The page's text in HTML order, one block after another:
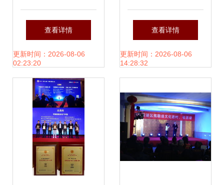
世界文化技艺交流
中心在蚌埠成立 推
动文化艺术交流新
篇章
查看详情
更新时间：2026-08-06
02:23:20
志愿者博州行活动
进精河 组织文化艺
查看详情
更新时间：2026-08-06
14:28:32